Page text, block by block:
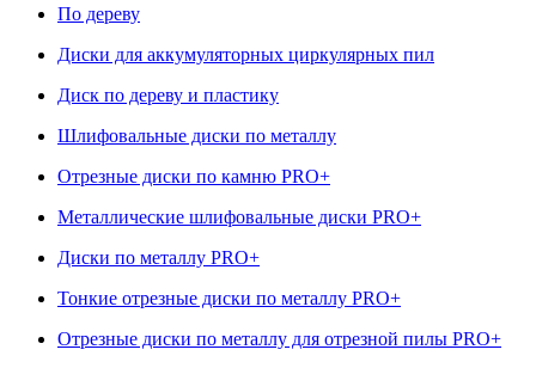
По дереву
Диски для аккумуляторных циркулярных пил
Диск по дереву и пластику
Шлифовальные диски по металлу
Отрезные диски по камню PRO+
Металлические шлифовальные диски PRO+
Диски по металлу PRO+
Тонкие отрезные диски по металлу PRO+
Отрезные диски по металлу для отрезной пилы PRO+